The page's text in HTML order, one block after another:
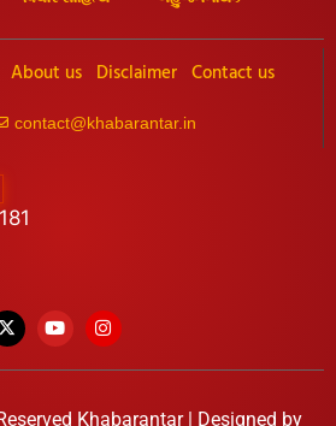
About us Disclaimer Contact us
contact@khabarantar.in
Khabarantar | Designed by